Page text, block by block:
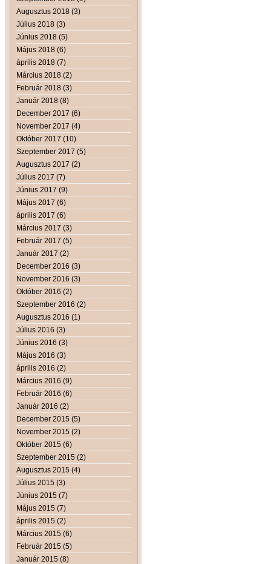
Augusztus 2018 (3)
Július 2018 (3)
Június 2018 (5)
Május 2018 (6)
április 2018 (7)
Március 2018 (2)
Február 2018 (3)
Január 2018 (8)
December 2017 (6)
November 2017 (4)
Október 2017 (10)
Szeptember 2017 (5)
Augusztus 2017 (2)
Július 2017 (7)
Június 2017 (9)
Május 2017 (6)
április 2017 (6)
Március 2017 (3)
Február 2017 (5)
Január 2017 (2)
December 2016 (3)
November 2016 (3)
Október 2016 (2)
Szeptember 2016 (2)
Augusztus 2016 (1)
Július 2016 (3)
Június 2016 (3)
Május 2016 (3)
április 2016 (2)
Március 2016 (9)
Február 2016 (6)
Január 2016 (2)
December 2015 (5)
November 2015 (2)
Október 2015 (6)
Szeptember 2015 (2)
Augusztus 2015 (4)
Július 2015 (3)
Június 2015 (7)
Május 2015 (7)
április 2015 (2)
Március 2015 (6)
Február 2015 (5)
Január 2015 (8)